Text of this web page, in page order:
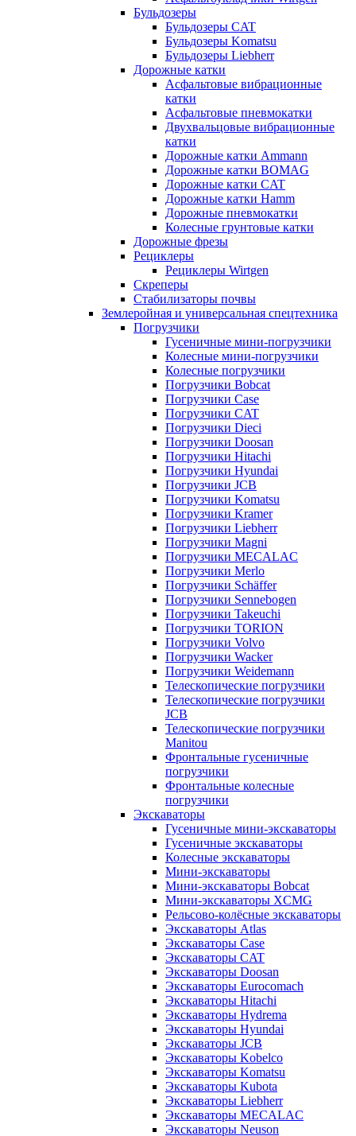
Бульдозеры
Бульдозеры CAT
Бульдозеры Komatsu
Бульдозеры Liebherr
Дорожные катки
Асфальтовые вибрационные
катки
Асфальтовые пневмокатки
Двухвальцовые вибрационные
катки
Дорожные катки Ammann
Дорожные катки BOMAG
Дорожные катки CAT
Дорожные катки Hamm
Дорожные пневмокатки
Колесные грунтовые катки
Дорожные фрезы
Рециклеры
Рециклеры Wirtgen
Скреперы
Стабилизаторы почвы
Землеройная и универсальная спецтехника
Погрузчики
Гусеничные мини-погрузчики
Колесные мини-погрузчики
Колесные погрузчики
Погрузчики Bobcat
Погрузчики Case
Погрузчики CAT
Погрузчики Dieci
Погрузчики Doosan
Погрузчики Hitachi
Погрузчики Hyundai
Погрузчики JCB
Погрузчики Komatsu
Погрузчики Kramer
Погрузчики Liebherr
Погрузчики Magni
Погрузчики MECALAC
Погрузчики Merlo
Погрузчики Schäffer
Погрузчики Sennebogen
Погрузчики Takeuchi
Погрузчики TORION
Погрузчики Volvo
Погрузчики Wacker
Погрузчики Weidemann
Телескопические погрузчики
Телескопические погрузчики
JCB
Телескопические погрузчики
Manitou
Фронтальные гусеничные
погрузчики
Фронтальные колесные
погрузчики
Экскаваторы
Гусеничные мини-экскаваторы
Гусеничные экскаваторы
Колесные экскаваторы
Мини-экскаваторы
Мини-экскаваторы Bobcat
Мини-экскаваторы XCMG
Рельсово-колёсные экскаваторы
Экскаваторы Atlas
Экскаваторы Case
Экскаваторы CAT
Экскаваторы Doosan
Экскаваторы Eurocomach
Экскаваторы Hitachi
Экскаваторы Hydrema
Экскаваторы Hyundai
Экскаваторы JCB
Экскаваторы Kobelco
Экскаваторы Komatsu
Экскаваторы Kubota
Экскаваторы Liebherr
Экскаваторы MECALAC
Экскаваторы Neuson